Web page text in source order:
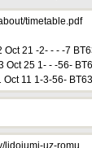
timetable.pdf
21 -2- - - -7
Oct 25 1- - -56-
11 1-3-56-
lidojumi-uz-romu